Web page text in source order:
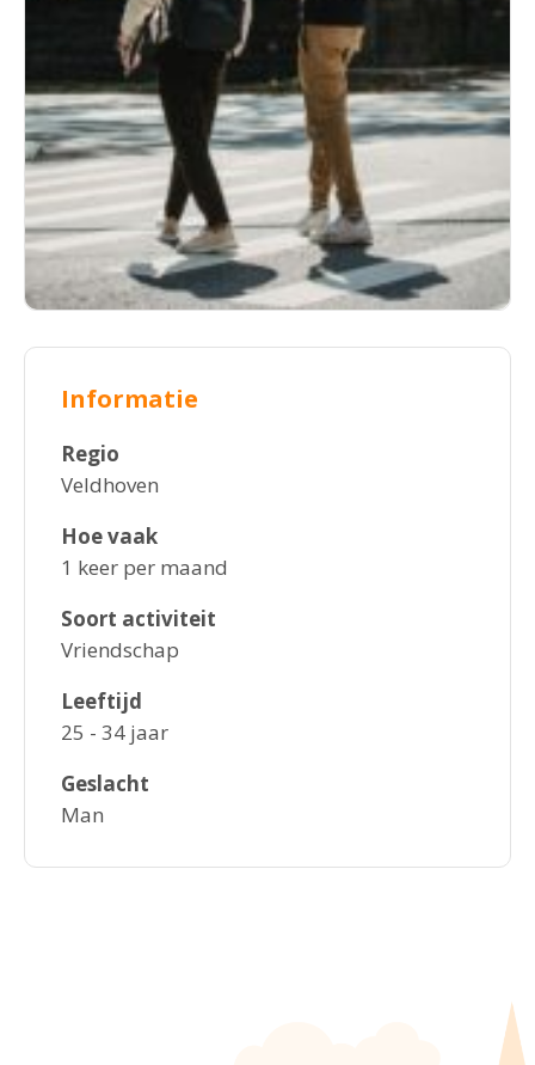
Informatie
Regio
Veldhoven
Hoe vaak
1 keer per maand
Soort activiteit
Vriendschap
Leeftijd
25 - 34 jaar
Geslacht
Man